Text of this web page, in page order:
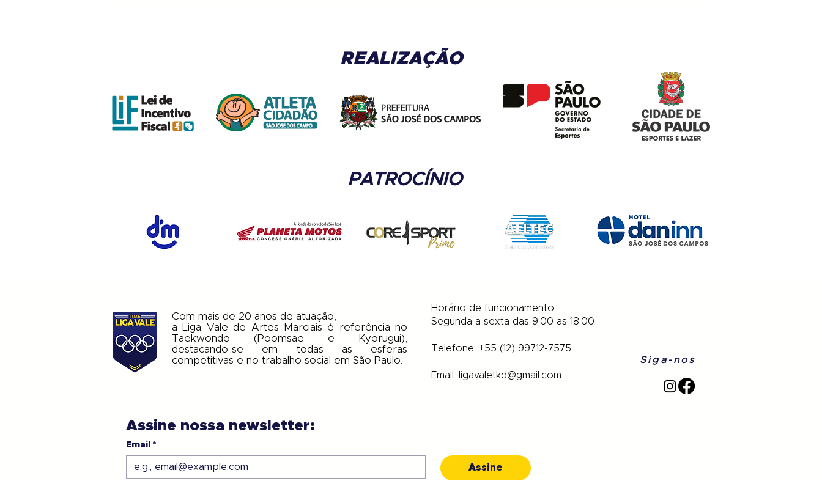
REALIZAÇÃO
PATROCÍNIO
Com mais de 20 anos de atuação,
a Liga Vale de Artes Marciais é referência no
Taekwondo (Poomsae e Kyorugui),
destacando-se em todas as esferas
competitivas e no trabalho social em São Paulo.
Horário de funcionamento
Segunda a sexta das 9:00 as 18:00
​Telefone: +55 (12) 99712-7575
Email: ligavaletkd@gmail.com
Assine nossa newsletter:
Email *
Assine
Siga-nos